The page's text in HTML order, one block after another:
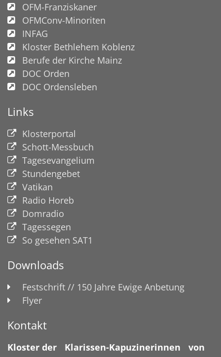
OFM-Franziskaner
OFMConv-Minoriten
INFAG
Kloster Bethlehem Koblenz
Berufe der Kirche Mainz
DOC Orden
DOC Ordensleben
Links
Klosterportal
Schott-Messbuch
Tagesevangelium
Stundengebet
Vatikan
Radio Horeb
Domradio
Tagessegen
So gesehen SAT1
Downloads
Festschrift // 150 Jahre Ewige Anbetung
Flyer
Kontakt
Kloster der Klarissen-Kapuzinerinnen von